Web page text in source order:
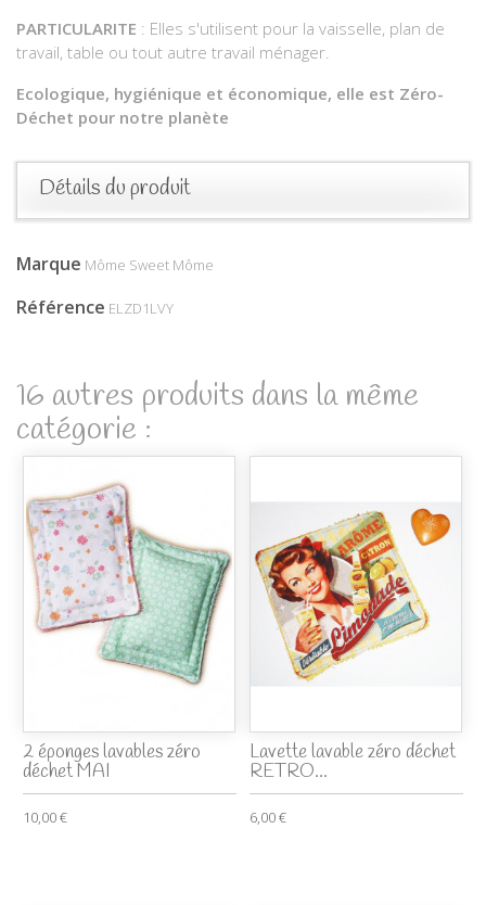
PARTICULARITE : Elles s'utilisent pour la vaisselle, plan de
travail, table ou tout autre travail ménager.
Ecologique, hygiénique et économique, elle est Zéro-
Déchet pour notre planète
Détails du produit
Marque Môme Sweet Môme
Référence ELZD1LVY
16 autres produits dans la même
catégorie :
2 éponges lavables zéro
déchet MAI
10,00 €
Lavette lavable zéro déchet
RETRO...
6,00 €